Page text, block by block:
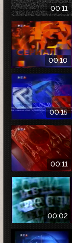
00:11
00:10
00:15
00:11
00:02